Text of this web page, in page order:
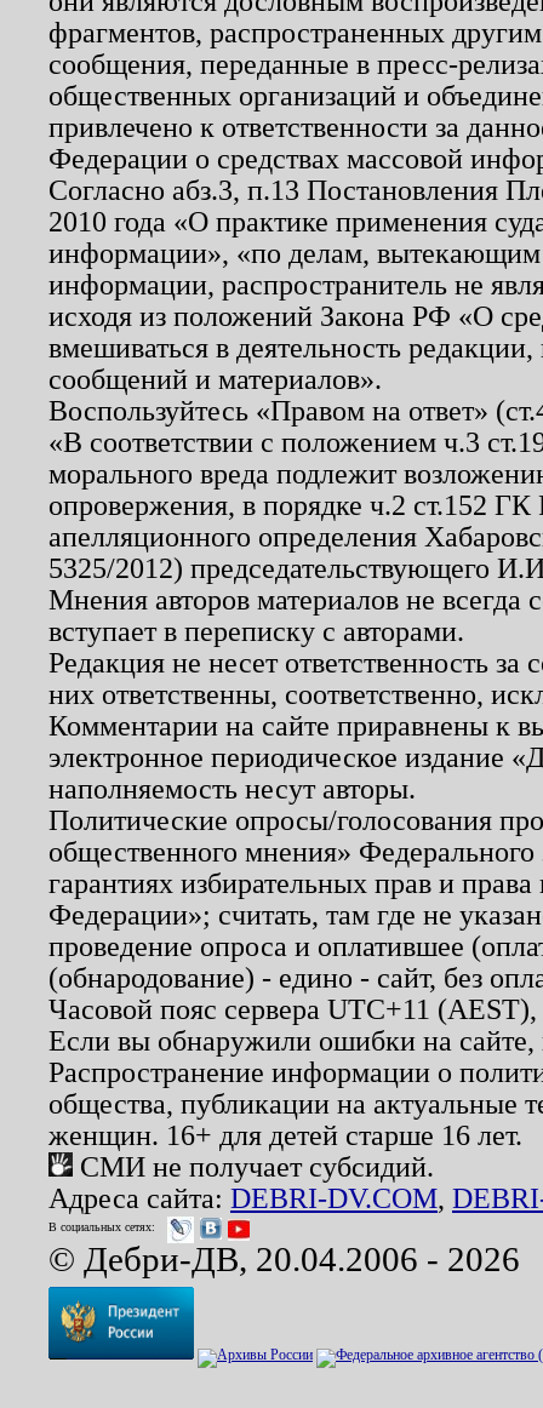
фрагментов, распространенных
сообщения, переданные в пресс-
общественных организаций и
привлечено к ответственности за
Федерации о средствах массовой
Согласно абз.3, п.13 Постановления
2010 года «О практике применения
информации», «по делам, вытекающим
информации, распространитель не
исходя из положений Закона РФ «О
вмешиваться в деятельность
сообщений и материалов».
Воспользуйтесь «Правом на ответ»
«В соответствии с положением ч.3
морального вреда подлежит
опровержения, в порядке ч.2 ст.152
апелляционного определения
5325/2012) председательствующего
Мнения авторов материалов не
вступает в переписку с авторами.
Редакция не несет ответственность
них ответственны, соответственно,
Комментарии на сайте приравнены к
электронное периодическое издание
наполняемость несут авторы.
Политические опросы/голосования
общественного мнения»
гарантиях избирательных прав и
Федерации»; считать, там где не
проведение опроса и оплатившее
(обнародование) - едино - сайт, без
Часовой пояс сервера UTC+11
Если вы обнаружили ошибки на
Распространение информации о
общества, публикации на актуальные
женщин. 16+ для детей старше 16 лет.
СМИ не получает субсидий.
Адреса сайта: DEBRI-DV.COM,
В социальных сетях:
© Дебри-ДВ, 20.04.2006 - 2026